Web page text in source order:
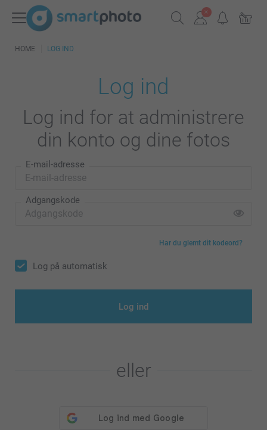
HOME LOG IND
Log ind
Log ind for at administrere
din konto og dine fotos
E-mail-adresse
Adgangskode
Har du glemt dit kodeord?
Log på automatisk
Log ind
eller